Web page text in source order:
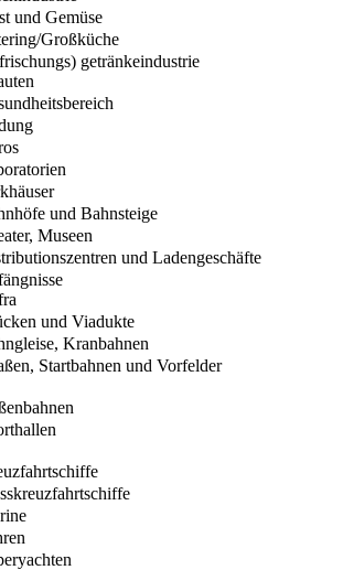
und Gemüse
Großküche
getränkeindustrie
und Bahnsteige
Museen
und Ladengeschäfte
und Viadukte
Kranbahnen
Startbahnen und Vorfelder